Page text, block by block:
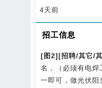
4天前
招工信息
[图2][招聘/其它/
名，（必须有电焊
一即可，做光伏阳